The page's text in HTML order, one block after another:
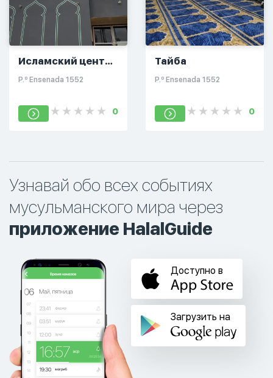
Исламский центр
Бахи, Масджид
P.º Ensenada 1552
0
Тайба
P.º Ensenada 1552
0
Узнавай обо всех событиях
мусульманского мира через
приложение HalalGuide
Доступно в
Загрузить на